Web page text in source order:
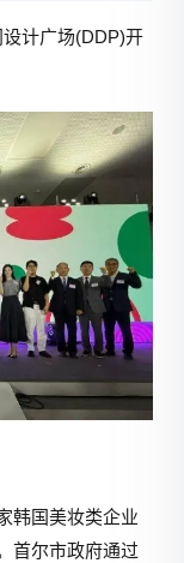
计广场(DDP)开
韩国美妆类企业
首尔市政府通过